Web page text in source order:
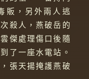
販，另外兩人逃
殺人，燕破岳的
傑處理傷口後隨
了一座水電站。
張天揚掩護燕破